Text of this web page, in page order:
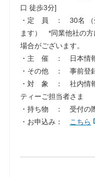
口 徒歩3分]
・定 員 ： 30名 （
ます） *同業他社の方
場合がございます。
・主 催 ： 日本情
・その他 ： 事前登
・対 象 ： 社内情報
ティーご担当者さま
・持ち物 ： 受付の
・お申込み： こちら